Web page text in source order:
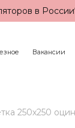
в
Вакансии
250х250